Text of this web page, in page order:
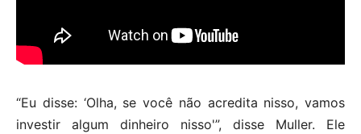
“Eu disse: ‘Olha, se você não acredita nisso, vamos
investir algum dinheiro nisso'”, disse Muller. Ele